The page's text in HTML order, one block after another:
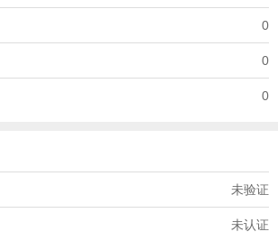
0
0
0
未验证
未认证